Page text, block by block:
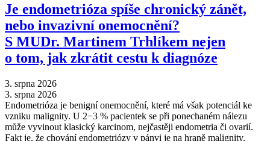
Je endometrióza spíše chronický zánět,
nebo invazivní onemocnění?
S MUDr. Martinem Trhlíkem nejen
o tom, jak zkrátit cestu k diagnóze
3. srpna 2026
3. srpna 2026
Endometrióza je benigní onemocnění, které má však potenciál ke
vzniku malignity. U 2−3 % pacientek se při ponechaném nálezu
může vyvinout klasický karcinom, nejčastěji endometria či ovarií.
Fakt je, že chování endometriózy v pánvi je na hraně malignity.